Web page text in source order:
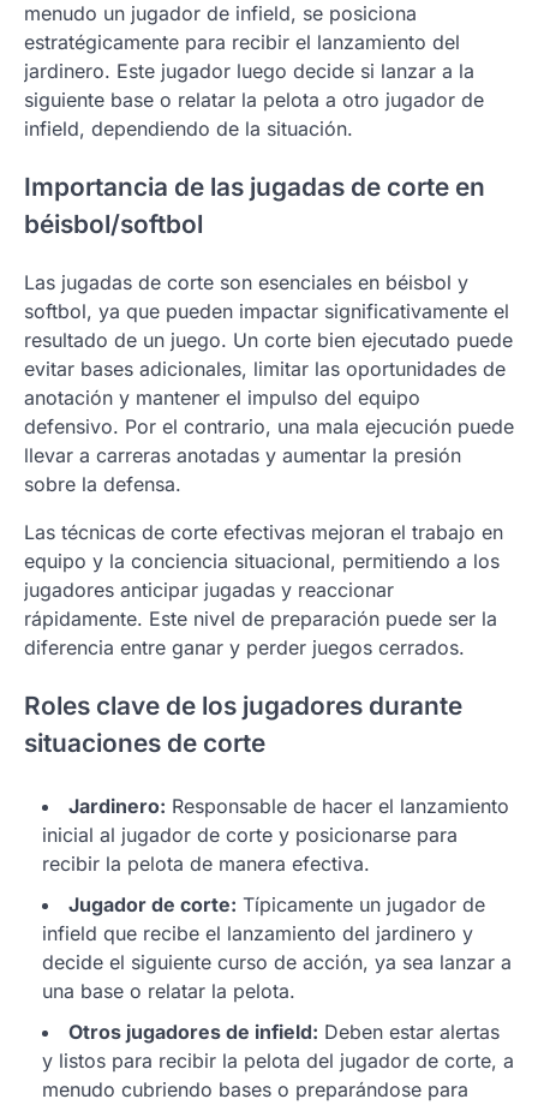
menudo un jugador de infield, se posiciona
estratégicamente para recibir el lanzamiento del
jardinero. Este jugador luego decide si lanzar a la
siguiente base o relatar la pelota a otro jugador de
infield, dependiendo de la situación.
Importancia de las jugadas de corte en
béisbol/softbol
Las jugadas de corte son esenciales en béisbol y
softbol, ya que pueden impactar significativamente el
resultado de un juego. Un corte bien ejecutado puede
evitar bases adicionales, limitar las oportunidades de
anotación y mantener el impulso del equipo
defensivo. Por el contrario, una mala ejecución puede
llevar a carreras anotadas y aumentar la presión
sobre la defensa.
Las técnicas de corte efectivas mejoran el trabajo en
equipo y la conciencia situacional, permitiendo a los
jugadores anticipar jugadas y reaccionar
rápidamente. Este nivel de preparación puede ser la
diferencia entre ganar y perder juegos cerrados.
Roles clave de los jugadores durante
situaciones de corte
Jardinero: Responsable de hacer el lanzamiento
inicial al jugador de corte y posicionarse para
recibir la pelota de manera efectiva.
Jugador de corte: Típicamente un jugador de
infield que recibe el lanzamiento del jardinero y
decide el siguiente curso de acción, ya sea lanzar a
una base o relatar la pelota.
Otros jugadores de infield: Deben estar alertas
y listos para recibir la pelota del jugador de corte, a
menudo cubriendo bases o preparándose para